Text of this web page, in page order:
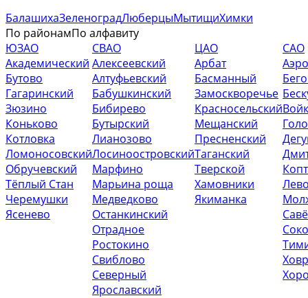
БалашихаЗеленоградЛюберцыМытищиХимки
По районамПо алфавиту
ЮЗАО
Академический
Бутово
Гагаринский
Зюзино
Коньково
Котловка
Ломоносовский
Обручевский
Тёплый Стан
Черемушки
Ясенево
СВАО
Алексеевский
Алтуфьевский
Бабушкинский
Бибирево
Бутырский
Лианозово
Лосиноостровский
Марфино
Марьина роща
Медведково
Останкинский
Отрадное
Ростокино
Свиблово
Северный
Ярославский
ЦАО
Арбат
Басманный
Замоскворечье
Красносельский
Мещанский
Пресненский
Таганский
Тверской
Хамовники
Якиманка
САО